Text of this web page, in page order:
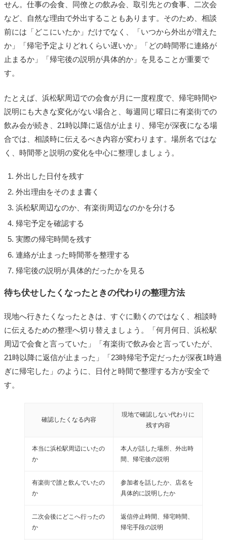
せん。仕事の会食、同僚との飲み会、取引先との食事、二次会
など、自然な理由で外出することもあります。そのため、相談
前には「どこにいたか」だけでなく、「いつから外出が増えた
か」「帰宅予定よりどれくらい遅いか」「どの時間帯に連絡が
止まるか」「帰宅後の説明が具体的か」を見ることが重要で
す。
たとえば、浜松駅周辺での会食が月に一度程度で、帰宅時間や
説明にも大きな変化がない場合と、毎週同じ曜日に有楽街での
飲み会が続き、21時以降に返信が止まり、帰宅が深夜になる場
合では、相談時に伝えるべき内容が変わります。場所名ではな
く、時間帯と説明の変化を中心に整理しましょう。
外出した日付を残す
外出理由をそのまま書く
浜松駅周辺なのか、有楽街周辺なのかを分ける
帰宅予定を確認する
実際の帰宅時間を残す
連絡が止まった時間帯を整理する
帰宅後の説明が具体的だったかを見る
待ち伏せしたくなったときの代わりの整理方法
現地へ行きたくなったときは、すぐに動くのではなく、相談時
に伝えるための整理へ切り替えましょう。「何月何日、浜松駅
周辺で会食と言っていた」「有楽街で飲み会と言っていたが、
21時以降に返信が止まった」「23時帰宅予定だったが深夜1時過
ぎに帰宅した」のように、日付と時間で整理する方が安全で
す。
確認したくなる内容
現地で確認しない代わりに
残す内容
本当に浜松駅周辺にいたの
か
本人が話した場所、外出時
間、帰宅後の説明
有楽街で誰と飲んでいたの
か
参加者を話したか、店名を
具体的に説明したか
二次会後にどこへ行ったの
か
返信停止時間、帰宅時間、
帰宅手段の説明